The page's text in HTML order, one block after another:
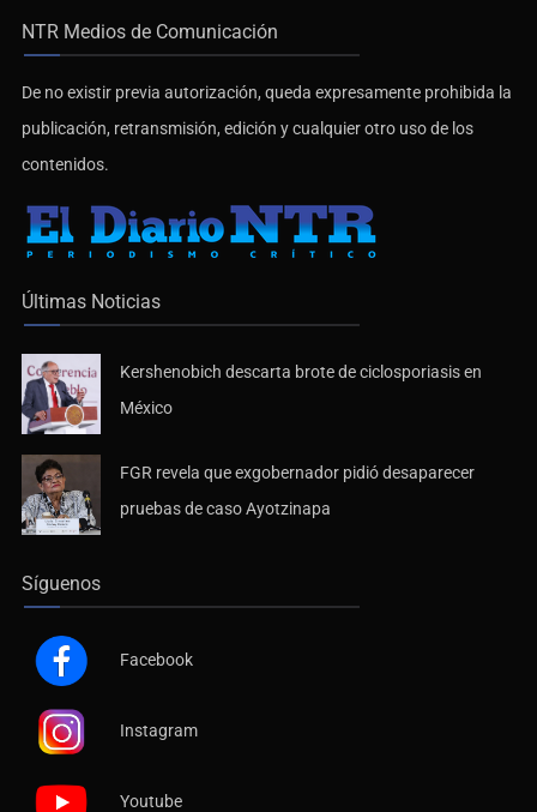
NTR Medios de Comunicación
De no existir previa autorización, queda expresamente prohibida la
publicación, retransmisión, edición y cualquier otro uso de los
contenidos.
Últimas Noticias
Kershenobich descarta brote de ciclosporiasis en
México
FGR revela que exgobernador pidió desaparecer
pruebas de caso Ayotzinapa
Síguenos
Facebook
Instagram
Youtube